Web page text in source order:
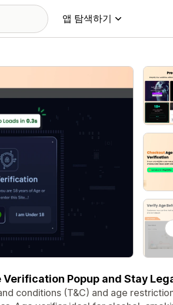
앱 탐색하기
Popup and Stay
conditions (T&C) and age